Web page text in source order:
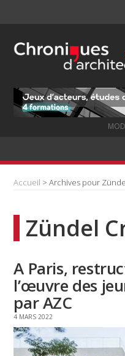
Accueil > Archives pour
Zündel
A Paris,
l’œuvre des
par AZC
4 MARS 2022